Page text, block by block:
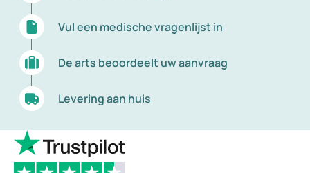
Vul een medische vragenlijst in
De arts beoordeelt uw aanvraag
Levering aan huis